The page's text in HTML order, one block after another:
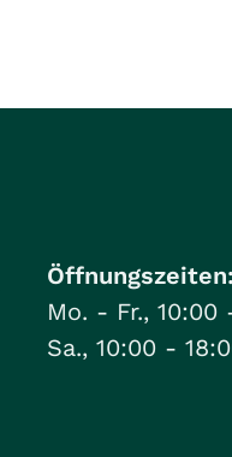
Öffnungszeiten:
Mo. - Fr., 10:00
Sa., 10:00 -